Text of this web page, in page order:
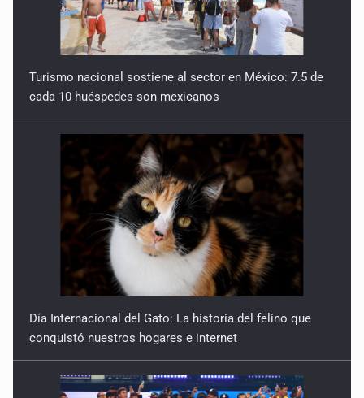
Turismo nacional sostiene al sector en México: 7.5 de
cada 10 huéspedes son mexicanos
Día Internacional del Gato: La historia del felino que
conquistó nuestros hogares e internet